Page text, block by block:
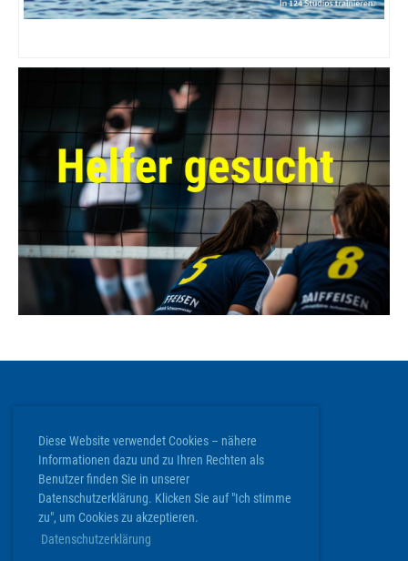
Diese Website verwendet Cookies – nähere
Informationen dazu und zu Ihren Rechten als
Benutzer finden Sie in unserer
Datenschutzerklärung. Klicken Sie auf "Ich stimme
zu", um Cookies zu akzeptieren.
Datenschutzerklärung
Volley Köniz
Werkstrasse 20 | 3084 Wabern
info@volley-koeniz.ch